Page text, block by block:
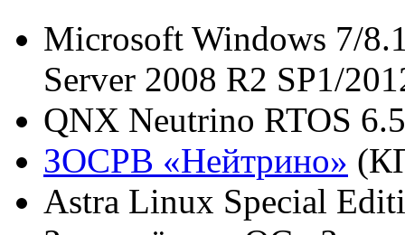
Microsoft Windows 7/
Server 2008 R2 SP1/
QNX Neutrino RTOS
ЗОСРВ «Нейтрино»
Astra Linux Special